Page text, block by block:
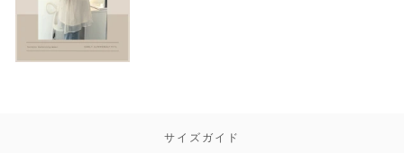
サイズガイド